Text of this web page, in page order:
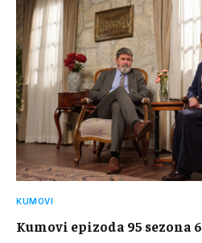
KUMOVI
Kumovi epizoda 95 sezona 6